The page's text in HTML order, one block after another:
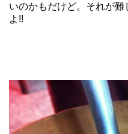
いのかもだけど。それが
よ!!